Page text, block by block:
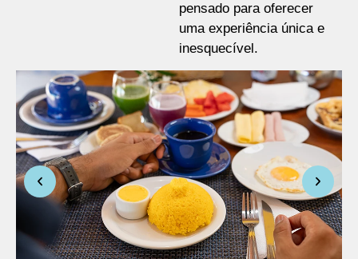
pensado para oferecer
uma experiência única e
inesquecível.